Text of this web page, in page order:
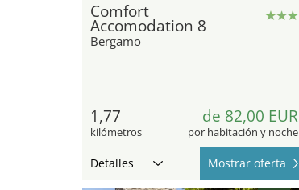
Comfort
Accomodation 8
Bergamo
1,77
kilómetros
de 82,00 EUR
por habitación y noche
Detalles Mostrar oferta